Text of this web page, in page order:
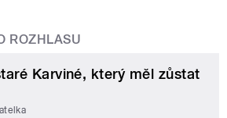
ROZHLASU
Karviné, který měl zůstat